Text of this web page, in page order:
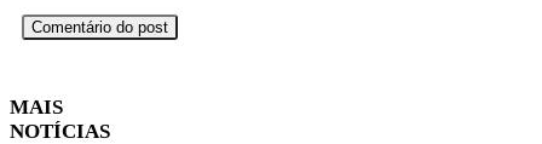
MAIS
NOTÍCIAS